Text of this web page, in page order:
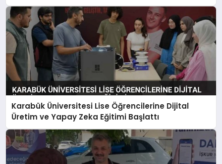
Karabük Üniversitesi Lise Öğrencilerine Dijital
Üretim ve Yapay Zeka Eğitimi Başlattı